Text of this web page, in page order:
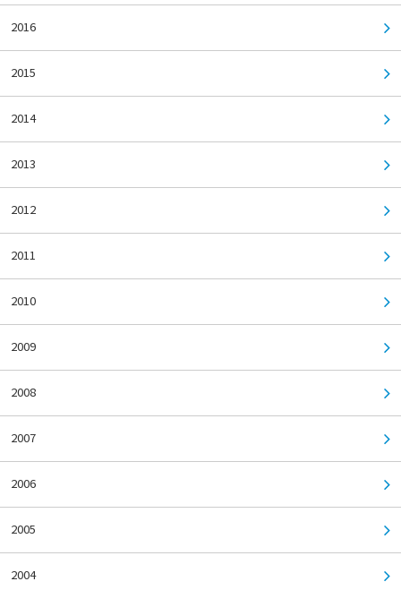
2016
2015
2014
2013
2012
2011
2010
2009
2008
2007
2006
2005
2004